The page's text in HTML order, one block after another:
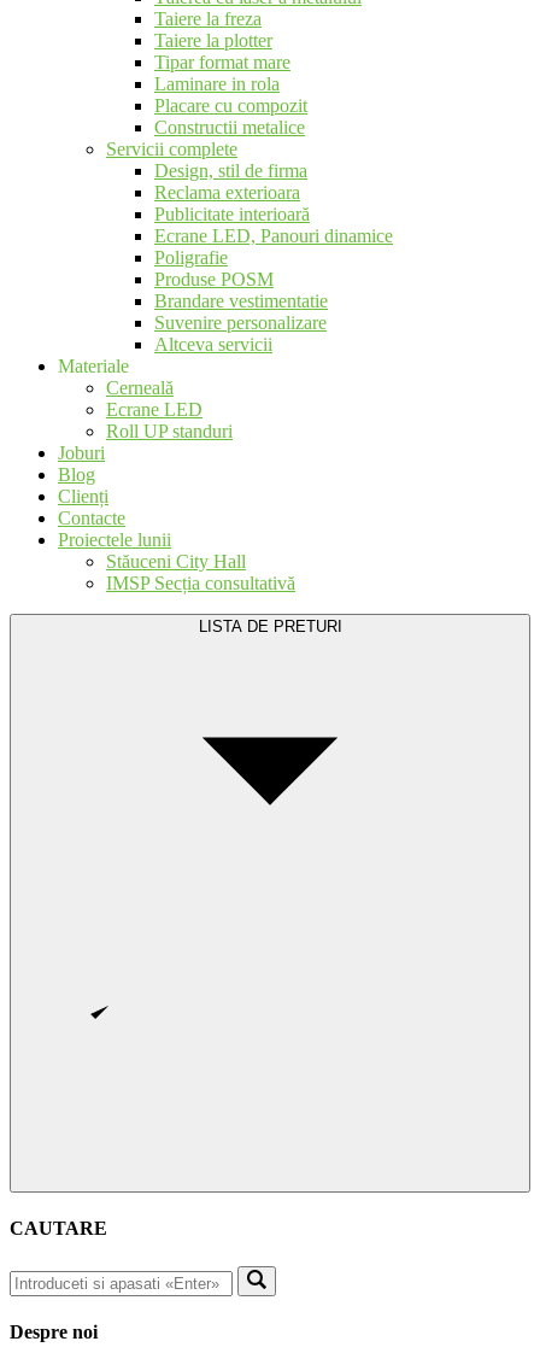
Taiere la freza
Taiere la plotter
Tipar format mare
Laminare in rola
Placare cu compozit
Constructii metalice
Servicii complete
Design, stil de firma
Reclama exterioara
Publicitate interioară
Ecrane LED, Panouri dinamice
Poligrafie
Produse POSM
Brandare vestimentatie
Suvenire personalizare
Altceva servicii
Materiale
Cerneală
Ecrane LED
Roll UP standuri
Joburi
Blog
Clienți
Contacte
Proiectele lunii
Stăuceni City Hall
IMSP Secția consultativă
LISTA DE PRETURI
CAUTARE
Despre noi